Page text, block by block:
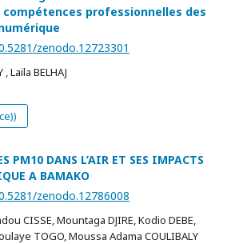
professionnelles des
zenodo.12723301
, Laila BELHAJ
PM10 DANS L’AIR ET SES IMPACTS
A BAMAKO
zenodo.12786008
CISSE, Mountaga DJIRE, Kodio DEBE,
TOGO, Moussa Adama COULIBALY